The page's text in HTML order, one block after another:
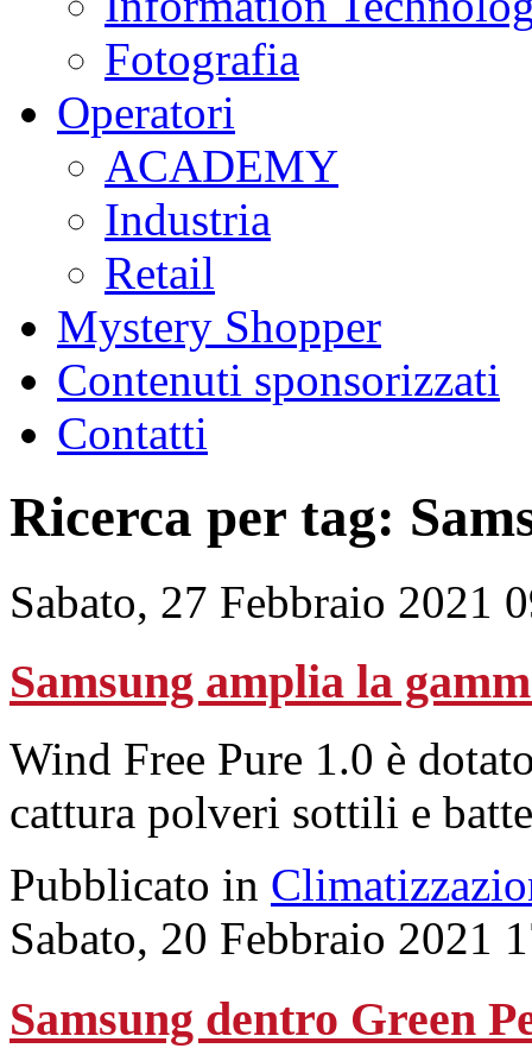
Fotografia
Operatori
ACADEMY
Industria
Retail
Mystery Shopper
Contenuti sponsorizzati
Contatti
Ricerca per tag:
Sabato, 27 Febbraio 2021
Samsung amplia la
Wind Free Pure 1.0 è
cattura polveri sottili e
Pubblicato in
Sabato, 20 Febbraio 2021
Samsung dentro Green